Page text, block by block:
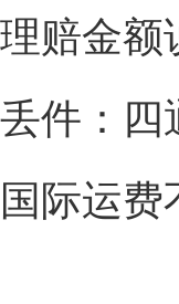
理赔金额
丢件：四
国际运费